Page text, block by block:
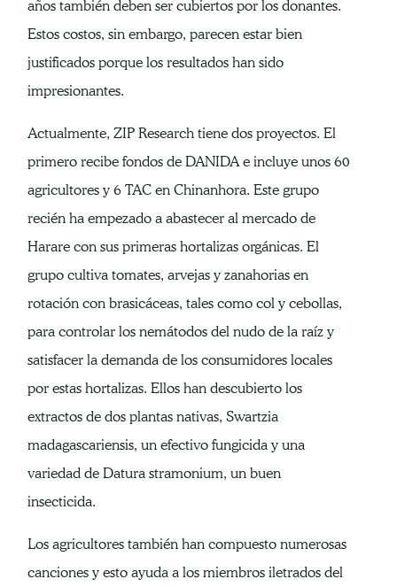
años también deben ser cubiertos por los donantes.
Estos costos, sin embargo, parecen estar bien
justificados porque los resultados han sido
impresionantes.
Actualmente, ZIP Research tiene dos proyectos. El
primero recibe fondos de DANIDA e incluye unos 60
agricultores y 6 TAC en Chinanhora. Este grupo
recién ha empezado a abastecer al mercado de
Harare con sus primeras hortalizas orgánicas. El
grupo cultiva tomates, arvejas y zanahorias en
rotación con brasicáceas, tales como col y cebollas,
para controlar los nemátodos del nudo de la raíz y
satisfacer la demanda de los consumidores locales
por estas hortalizas. Ellos han descubierto los
extractos de dos plantas nativas, Swartzia
madagascariensis, un efectivo fungicida y una
variedad de Datura stramonium, un buen
insecticida.
Los agricultores también han compuesto numerosas
canciones y esto ayuda a los miembros iletrados del